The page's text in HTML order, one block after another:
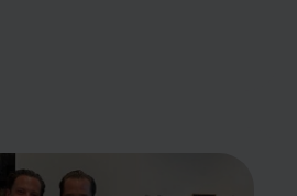
diese Annahme hat sich